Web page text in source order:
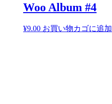
Woo Album #4
¥9.00 お買い物カゴに追加